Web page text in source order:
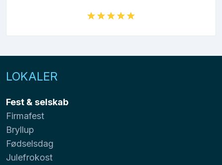
LOKALER
Fest & selskab
Firmafest
Bryllup
Fødselsdag
Julefrokost